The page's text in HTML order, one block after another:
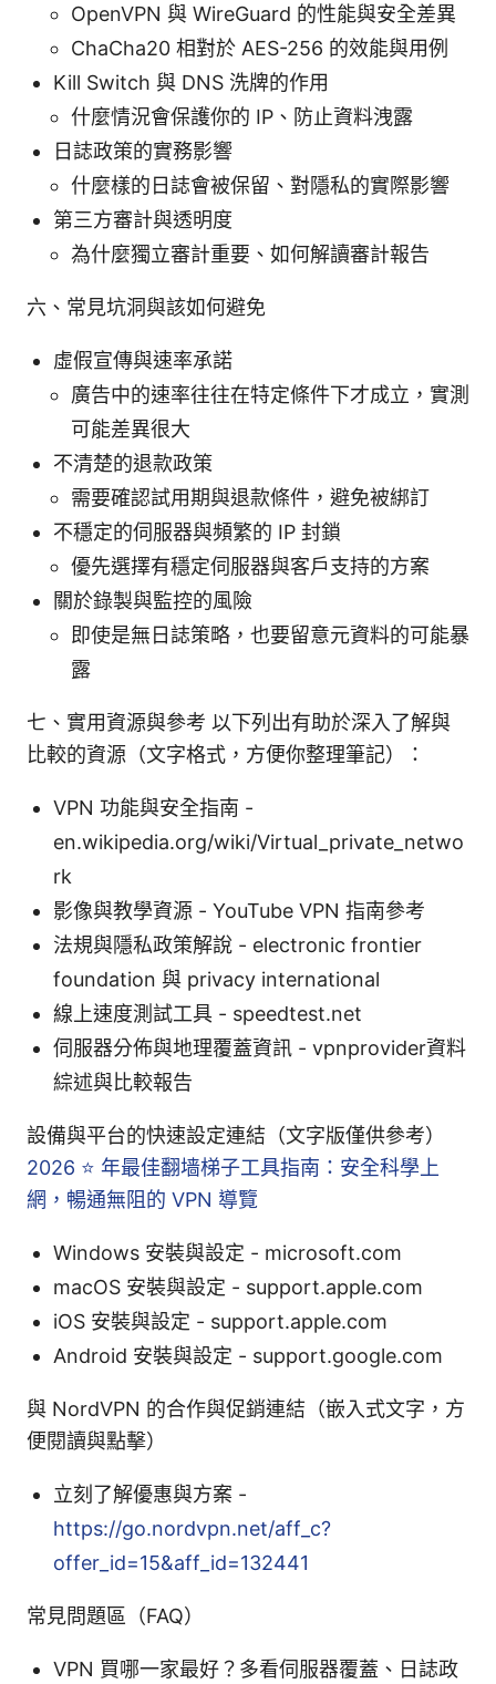
OpenVPN 與 WireGuard 的性能與安全差異
ChaCha20 相對於 AES-256 的效能與用例
Kill Switch 與 DNS 洗牌的作用
什麼情況會保護你的 IP、防止資料洩露
日誌政策的實務影響
什麼樣的日誌會被保留、對隱私的實際影響
第三方審計與透明度
為什麼獨立審計重要、如何解讀審計報告
六、常見坑洞與該如何避免
虛假宣傳與速率承諾
廣告中的速率往往在特定條件下才成立，實測
可能差異很大
不清楚的退款政策
需要確認試用期與退款條件，避免被綁訂
不穩定的伺服器與頻繁的 IP 封鎖
優先選擇有穩定伺服器與客戶支持的方案
關於錄製與監控的風險
即使是無日誌策略，也要留意元資料的可能暴
露
七、實用資源與參考 以下列出有助於深入了解與
比較的資源（文字格式，方便你整理筆記）：
VPN 功能與安全指南 -
en.wikipedia.org/wiki/Virtual_private_netwo
rk
影像與教學資源 - YouTube VPN 指南參考
法規與隱私政策解說 - electronic frontier
foundation 與 privacy international
線上速度測試工具 - speedtest.net
伺服器分佈與地理覆蓋資訊 - vpnprovider資料
綜述與比較報告
設備與平台的快速設定連結（文字版僅供參考）
2026 ⭐ 年最佳翻墙梯子工具指南：安全科學上
網，暢通無阻的 VPN 導覽
Windows 安裝與設定 - microsoft.com
macOS 安裝與設定 - support.apple.com
iOS 安裝與設定 - support.apple.com
Android 安裝與設定 - support.google.com
與 NordVPN 的合作與促銷連結（嵌入式文字，方
便閱讀與點擊）
立刻了解優惠與方案 -
https://go.nordvpn.net/aff_c?
offer_id=15&aff_id=132441
常見問題區（FAQ）
VPN 買哪一家最好？多看伺服器覆蓋、日誌政